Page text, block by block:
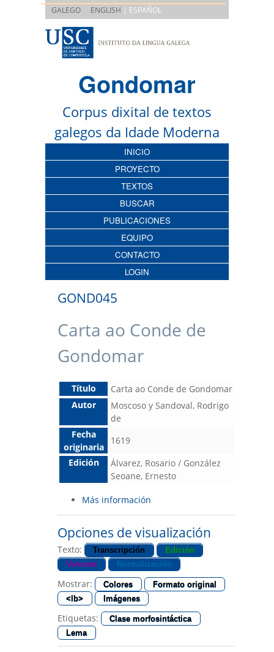
GALEGO ENGLISH | ESPAÑOL
Gondomar
Corpus dixital de textos
galegos da Idade Moderna
INICIO
PROYECTO
TEXTOS
BUSCAR
PUBLICACIONES
EQUIPO
CONTACTO
LOGIN
GOND045
Carta ao Conde de
Gondomar
Título
Carta ao Conde de Gondomar
Autor
Moscoso y Sandoval, Rodrigo
de
Fecha
originaria
1619
Edición
Álvarez, Rosario / González
Seoane, Ernesto
Más información
Opciones de visualización
Texto: Transcripción
Edición
Variante
Normalización
Mostrar: Colores
Formato original
<lb>
Imágenes
Etiquetas:
Clase morfosintáctica
Lema